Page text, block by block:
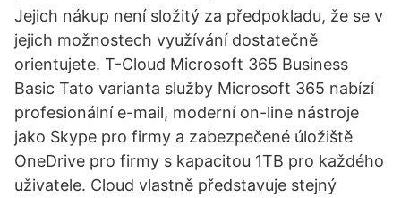
Jejich nákup není složitý za předpokladu, že se v
jejich možnostech využívání dostatečně
orientujete. T-Cloud Microsoft 365 Business
Basic Tato varianta služby Microsoft 365 nabízí
profesionální e-mail, moderní on-line nástroje
jako Skype pro firmy a zabezpečené úložiště
OneDrive pro firmy s kapacitou 1TB pro každého
uživatele. Cloud vlastně představuje stejný